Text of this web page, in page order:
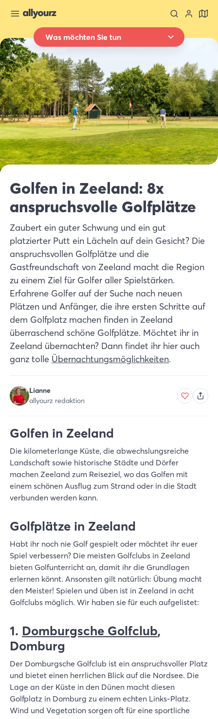
Was möchten Sie tun
Zurück zur Übersicht
Übernachten
Wo
Ganz Zeeland
Wann
Datum auswählen
Art der Unterkünft
Alle Arten
2 Gäste
Golfen in Zeeland: 8x
anspruchsvolle Golfplätze
Zaubert ein guter Schwung und ein gut
platzierter Putt ein Lächeln auf dein Gesicht? Die
anspruchsvollen Golfplätze und die
Gastfreundschaft von Zeeland macht die Region
zu einem Ziel für Golfer aller Spielstärken.
Erfahrene Golfer auf der Suche nach neuen
Plätzen und Anfänger, die ihre ersten Schritte auf
dem Golfplatz machen finden in Zeeland
überraschend schöne Golfplätze. Möchtet ihr in
Zeeland übernachten? Dann findet ihr hier auch
ganz tolle Übernachtungsmöglichkeiten.
Lianne
allyourz redaktion
Golfen in Zeeland
Die kilometerlange Küste, die abwechslungsreiche
Landschaft sowie historische Städte und Dörfer
machen Zeeland zum Reiseziel, wo das Golfen mit
einem schönen Ausflug zum Strand oder in die Stadt
verbunden werden kann.
Golfplätze in Zeeland
Habt ihr noch nie Golf gespielt oder möchtet ihr euer
Spiel verbessern? Die meisten Golfclubs in Zeeland
bieten Golfunterricht an, damit ihr die Grundlagen
erlernen könnt. Ansonsten gilt natürlich: Übung macht
den Meister! Spielen und üben ist in Zeeland in acht
Golfclubs möglich. Wir haben sie für euch aufgelistet:
1. Domburgsche Golfclub,
Domburg
Der Domburgsche Golfclub ist ein anspruchsvoller Platz
und bietet einen herrlichen Blick auf die Nordsee. Die
Lage an der Küste in den Dünen macht diesen
Golfplatz in Domburg zu einem echten Links-Platz.
Wind und Vegetation sorgen oft für eine sportliche